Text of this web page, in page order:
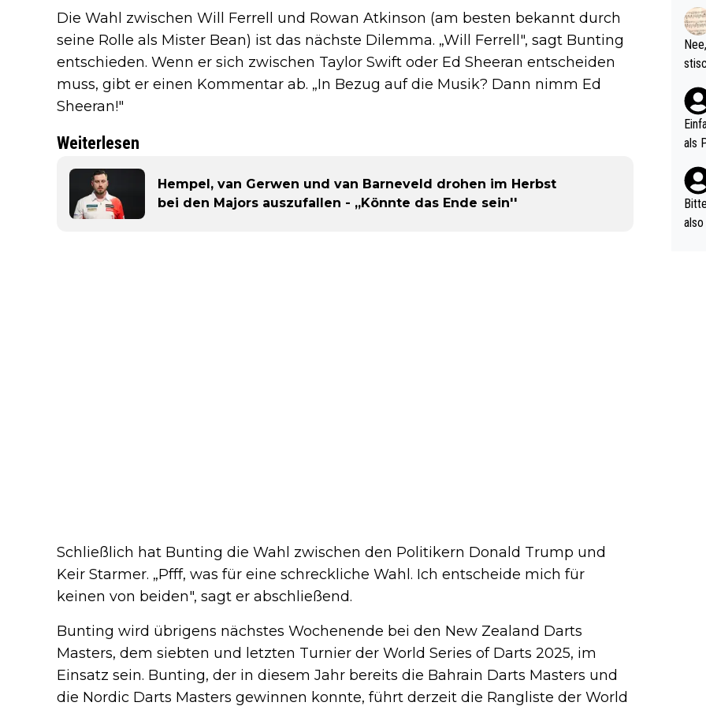
Die Wahl zwischen Will Ferrell und Rowan Atkinson (am besten bekannt durch
seine Rolle als Mister Bean) ist das nächste Dilemma. „Will Ferrell", sagt Bunting
entschieden. Wenn er sich zwischen Taylor Swift oder Ed Sheeran entscheiden
muss, gibt er einen Kommentar ab. „In Bezug auf die Musik? Dann nimm Ed
Sheeran!"
Weiterlesen
Hempel, van Gerwen und van Barneveld drohen im Herbst
bei den Majors auszufallen - „Könnte das Ende sein''
Schließlich hat Bunting die Wahl zwischen den Politikern Donald Trump und
Keir Starmer. „Pfff, was für eine schreckliche Wahl. Ich entscheide mich für
keinen von beiden", sagt er abschließend.
Bunting wird übrigens nächstes Wochenende bei den New Zealand Darts
Masters, dem siebten und letzten Turnier der World Series of Darts 2025, im
Einsatz sein. Bunting, der in diesem Jahr bereits die Bahrain Darts Masters und
die Nordic Darts Masters gewinnen konnte, führt derzeit die Rangliste der World
d
(in
als
nes
ttler
vV
als